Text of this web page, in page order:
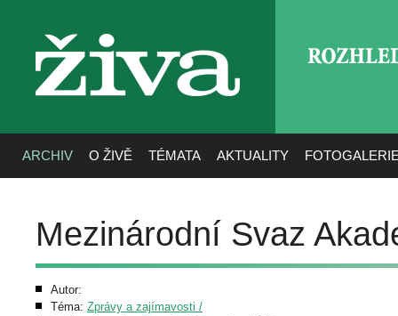
živa
ARCHIV O ŽIVĚ TÉMATA AKTUALITY
Mezinárodní Svaz
Autor:
Téma: Zprávy a zajímavosti /